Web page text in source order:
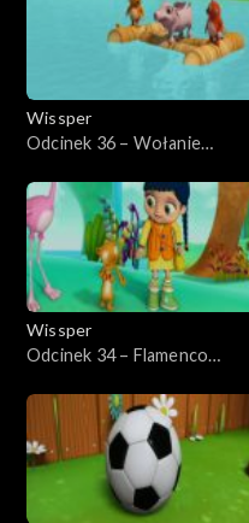
Wissper
Odcinek 36 – Wołanie
Wissper
Odcinek 34 – Flamenco